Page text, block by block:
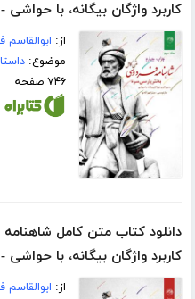
کاربرد واژگان بیگانه، با
از:
موضوع:
۷۴۶ صفحه
دانلود کتاب متن کامل
کاربرد واژگان بیگانه، با حواشی
از: